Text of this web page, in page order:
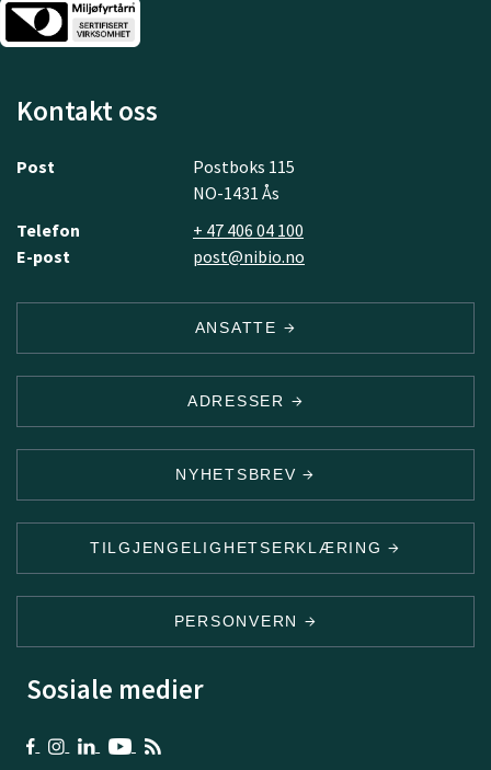
Kontakt oss
Post
Postboks 115
NO-1431 Ås
Telefon
+ 47 406 04 100
E-post
post@nibio.no
ANSATTE
ADRESSER
NYHETSBREV
TILGJENGELIGHETSERKLÆRING
PERSONVERN
Sosiale medier